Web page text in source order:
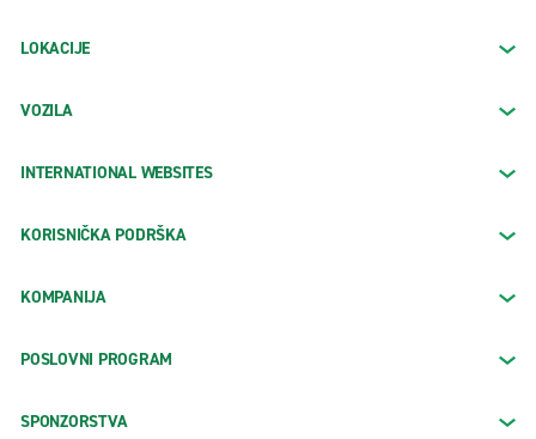
LOKACIJE
VOZILA
INTERNATIONAL WEBSITES
KORISNIČKA PODRŠKA
KOMPANIJA
POSLOVNI PROGRAM
SPONZORSTVA